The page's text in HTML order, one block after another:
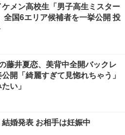
メン高校生「男子高生ミスター
全国6エリア候補者を一挙公開 投
藤井夏恋、美背中全開バックレ
開「綺麗すぎて見惚れちゃう」
い」
婚発表 お相手は妊娠中